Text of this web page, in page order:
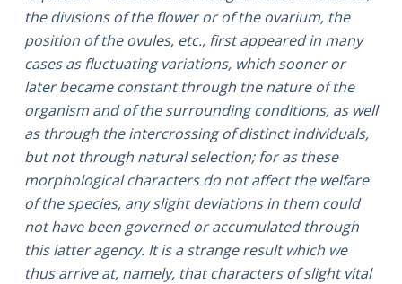
the divisions of the flower or of the ovarium, the
position of the ovules, etc., first appeared in many
cases as fluctuating variations, which sooner or
later became constant through the nature of the
organism and of the surrounding conditions, as well
as through the intercrossing of distinct individuals,
but not through natural selection; for as these
morphological characters do not affect the welfare
of the species, any slight deviations in them could
not have been governed or accumulated through
this latter agency. It is a strange result which we
thus arrive at, namely, that characters of slight vital